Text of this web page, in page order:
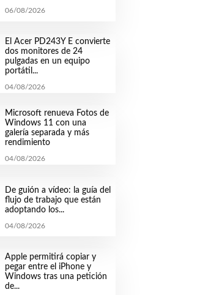
06/08/2026
El Acer PD243Y E convierte
dos monitores de 24
pulgadas en un equipo
portátil...
04/08/2026
Microsoft renueva Fotos de
Windows 11 con una
galería separada y más
rendimiento
04/08/2026
De guión a vídeo: la guía del
flujo de trabajo que están
adoptando los...
04/08/2026
Apple permitirá copiar y
pegar entre el iPhone y
Windows tras una petición
de...